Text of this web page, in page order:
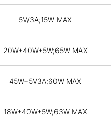
5V/3A;15W MAX
20W+40W+5W;65W MAX
45W+5V3A;60W MAX
18W+40W+5W;63W MAX